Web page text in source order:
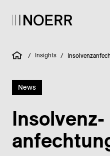
/ Insights /
News
Insolvenz­